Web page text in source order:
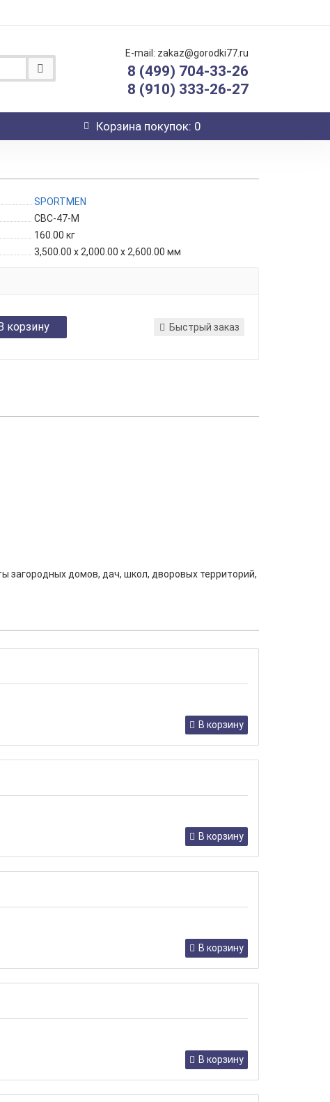
E-mail: zakaz@gorodki77.ru
8 (499) 704-33-26
8 (910) 333-26-27
Корзинапокупок: 0
SPORTMEN
СВС-47-М
160.00 кг
3,500.00 x 2,000.00 x 2,600.00 мм
корзину Быстрый заказ
загородных домов, дач, школ, дворовых территорий,
В корзину
В корзину
В корзину
В корзину